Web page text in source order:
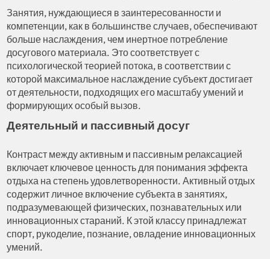
Занятия, нуждающиеся в заинтересованности и
компетенции, как в большинстве случаев, обеспечивают
больше наслаждения, чем инертное потребление
досугового материала. Это соответствует с
психологической теорией потока, в соответствии с
которой максимальное наслаждение субъект достигает
от деятельности, подходящих его масштабу умений и
формирующих особый вызов.
Деятельный и пассивный досуг
Контраст между активным и пассивным релаксацией
включает ключевое ценность для понимания эффекта
отдыха на степень удовлетворенности. Активный отдых
содержит личное включение субъекта в занятиях,
подразумевающей физических, познавательных или
инновационных стараний. К этой классу принадлежат
спорт, рукоделие, познание, овладение инновационных
умений.